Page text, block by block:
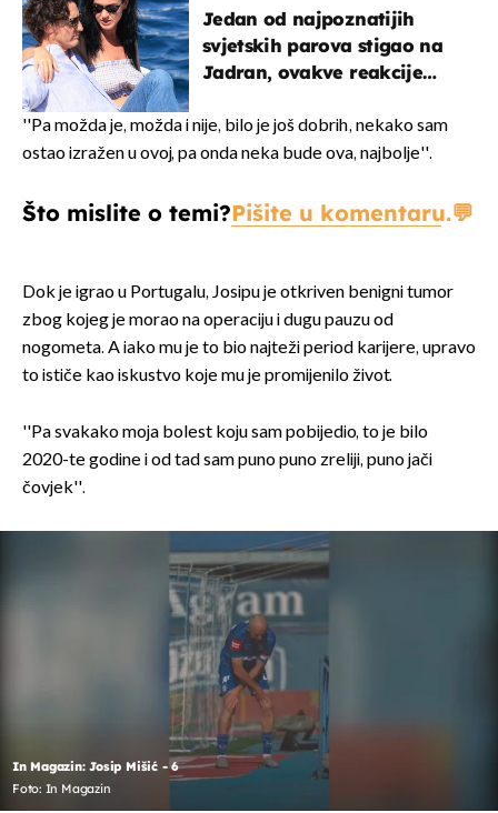
Jedan od najpoznatijih
svjetskih parova stigao na
Jadran, ovakve reakcije
''Pa možda je, možda i nije, bilo je još dobrih, nekako sam
ostao izražen u ovoj, pa onda neka bude ova, najbolje''.
Što mislite o temi?Pišite u komentaru.
Dok je igrao u Portugalu, Josipu je otkriven benigni tumor
zbog kojeg je morao na operaciju i dugu pauzu od
nogometa. A iako mu je to bio najteži period karijere, upravo
to ističe kao iskustvo koje mu je promijenilo život.
''Pa svakako moja bolest koju sam pobijedio, to je bilo
2020-te godine i od tad sam puno puno zreliji, puno jači
čovjek''.
In Magazin: Josip Mišić - 6
Foto: In Magazin